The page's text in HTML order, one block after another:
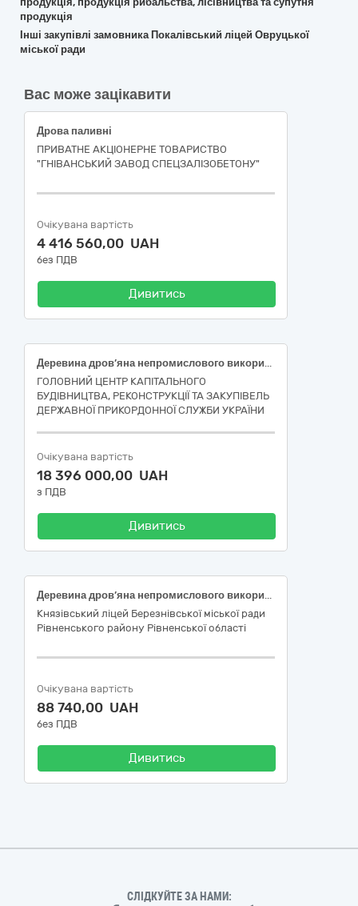
продукція
Інші закупівлі замовника Покалівський ліцей Овруцької
міської ради
Вас може зацікавити
Дрова паливні
ПРИВАТНЕ АКЦІОНЕРНЕ ТОВАРИСТВО
"ГНІВАНСЬКИЙ ЗАВОД СПЕЦЗАЛІЗОБЕТОНУ"
Очікувана вартість
4 416 560,00 UAH
без ПДВ
Дивитись
Деревина дров’яна непромислового використання
ГОЛОВНИЙ ЦЕНТР КАПІТАЛЬНОГО
БУДІВНИЦТВА, РЕКОНСТРУКЦІЇ ТА ЗАКУПІВЕЛЬ
ДЕРЖАВНОЇ ПРИКОРДОННОЇ СЛУЖБИ УКРАЇНИ
Очікувана вартість
18 396 000,00 UAH
з ПДВ
Дивитись
Деревина дров’яна непромислового використання (2 група: сосна, вільха )
Князівський ліцей Березнівської міської ради
Рівненського району Рівненської області
Очікувана вартість
88 740,00 UAH
без ПДВ
Дивитись
СЛІДКУЙТЕ ЗА НАМИ: